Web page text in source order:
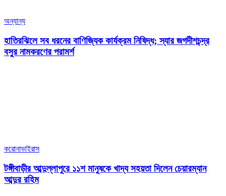
অন্যান্য
হাতিরঝিলে সব ধরনের বাণিজ্যিক কার্যক্রম নিষিদ্ধ; স্যার জগদীশচন্দ্র
বসুর নামকরণের পরামর্শ
করোনাভাইরাস
টঙ্গীবাড়ীর আব্দুল্লাপুরে ১১শ মানুষকে খাদ্য সহয়তা দিলেন চেয়ারম্যান
আব্দুর রহিম